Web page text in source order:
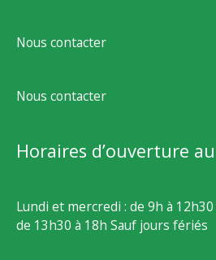
Nous contacter
Nous contacter
Horaires d’ouverture
Lundi et mercredi : de 9h à
de 13h30 à 18h Sauf jours fériés